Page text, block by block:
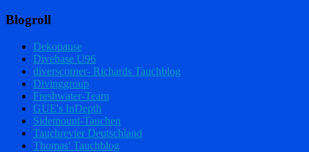
Blogroll
Dekopause
Divebase U96
diverscorner- Richards Tauchblog
Divinggroup
Freshwater-Team
GUE's InDepth
Sidemount-Tauchen
Tauchrevier Deutschland
Thomas' Tauchblog